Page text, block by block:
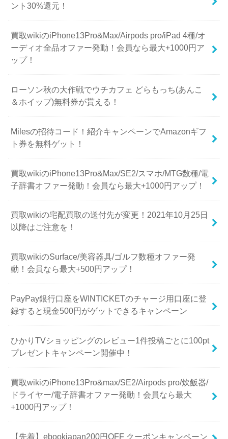
ント30%還元！
買取wikiのiPhone13Pro&Max/Airpods pro/iPad 4種/オ
ーディオ全品オファー発動！会員なら最大+1000円ア
ップ！
ローソン秋の大作戦でウチカフェ どらもっち(あんこ
＆ホイップ)無料券が貰える！
Milesの招待コード！紹介キャンペーンでAmazonギフ
ト券を無料ゲット！
買取wikiのiPhone13Pro&Max/SE2/スマホ/MTG数種/電
子辞書オファー発動！会員なら最大+1000円アップ！
買取wikiの宅配買取の送付先が変更！2021年10月25日
以降はご注意を！
買取wikiのSurface/美容器具/ゴルフ数種オファー発
動！会員なら最大+500円アップ！
PayPay銀行口座をWINTICKETのチャージ用口座に登
録すると現金500円がゲットできるキャンペーン
ひかりTVショッピングのレビュー1件投稿ごとに100pt
プレゼントキャンペーン開催中！
買取wikiのiPhone13Pro&max/SE2/Airpods pro/炊飯器/
ドライヤー/電子辞書オファー発動！会員なら最大
+1000円アップ！
【先着】ebookjapan200円OFF クーポンキャンペーン